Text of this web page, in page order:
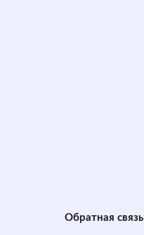
Обратная cвязь